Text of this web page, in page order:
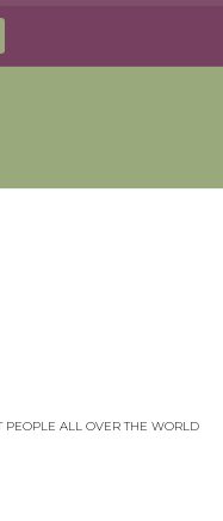
PEOPLE ALL OVER THE WORLD